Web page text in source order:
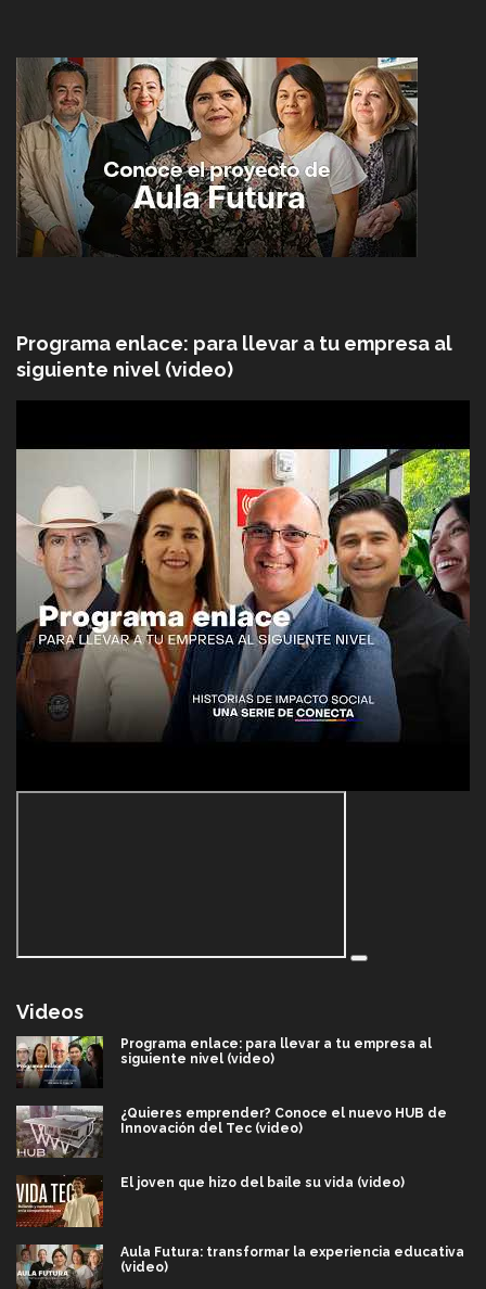
Programa enlace: para llevar a tu empresa al
siguiente nivel (video)
Videos
Programa enlace: para llevar a tu empresa al
siguiente nivel (video)
¿Quieres emprender? Conoce el nuevo HUB de
Innovación del Tec (video)
El joven que hizo del baile su vida (video)
Aula Futura: transformar la experiencia educativa
(video)